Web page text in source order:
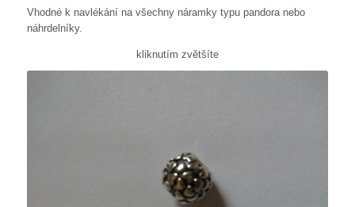
Vhodné k navlékání na všechny náramky typu pandora nebo
náhrdelníky.
kliknutím zvětšíte